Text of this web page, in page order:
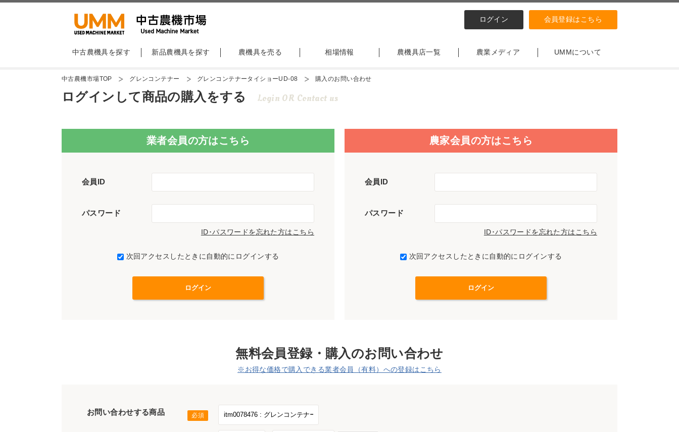
ログイン 会員登録はこちら
中古農機具を探す 新品農機具を探す 農機具を売る 相場情報 農機具店一覧 農業メディア UMMについて
中古農機市場TOP グレンコンテナー グレンコンテナータイショーUD-08 購入のお問い合わせ
ログインして商品の購入をする Login OR Contact us
業者会員の方はこちら
会員ID
パスワード
ID･パスワードを忘れた方はこちら
次回アクセスしたときに自動的にログインする
農家会員の方はこちら
会員ID
パスワード
ID･パスワードを忘れた方はこちら
次回アクセスしたときに自動的にログインする
無料会員登録・購入のお問い合わせ
※お得な価格で購入できる業者会員（有料）への登録はこちら
お問い合わせする商品